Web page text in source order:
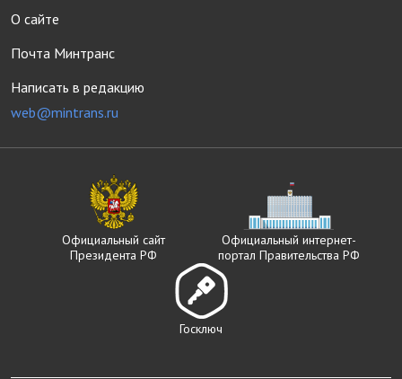
О сайте
Почта Минтранс
Написать в редакцию
web@mintrans.ru
Официальный сайт
Президента РФ
Официальный интернет-
портал Правительства РФ
Госключ